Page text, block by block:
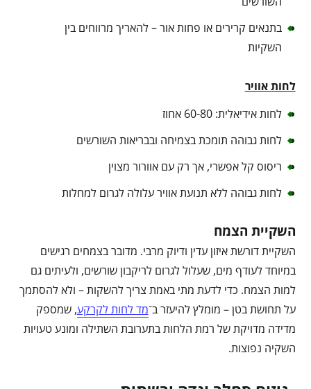
בתנאים קרירים או פחות אור – להאריך מרווחים בין
השקיות
לחות אוויר
לחות אידיאלית: 60-80 אחוז
לחות גבוהה תומכת בצמיחה ובבריאות השורשים
ריסוס קל אפשרי, אך רק עם אוורור מצוין
לחות גבוהה ללא תנועת אוויר עלולה לגרום למחלות
השקיית הצמח
השקיית דורשת איזון עדין ודיוק מרבי. מדובר בצמחים רגישים
במיוחד לעודף מים, שעלול לגרום לריקבון שורשים, ולעיתים גם
למות הצמח. כדי לדעת מתי באמת צריך להשקות – ולא להסתמך
על תחושת בטן – מומלץ להיעזר ב־מד לחות לקרקע, שמספק
מדידה מדויקת של רמת הלחות בתערובת השתילה ומונע טעויות
השקיה נפוצות.